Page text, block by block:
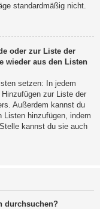
standardmäßig nicht.
oder zur Liste der
wieder aus den Listen
setzen: In jedem
zur Liste der
Außerdem kannst du
Listen hinzufügen, indem
kannst du sie auch
durchsuchen?